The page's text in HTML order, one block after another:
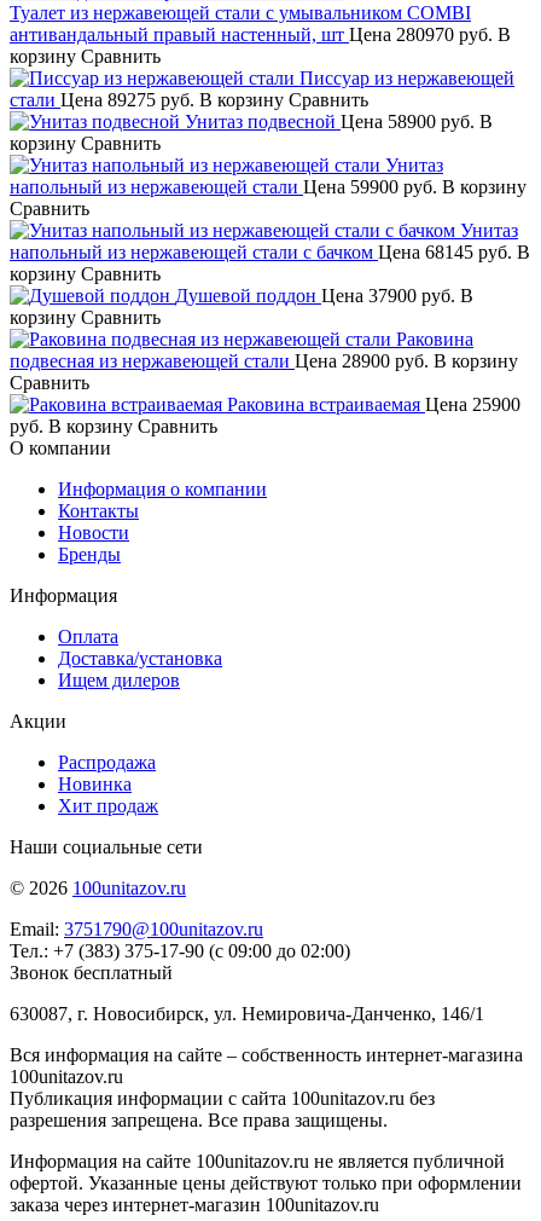
Туалет из нержавеющей стали с умывальником COMBI
антивандальный правый настенный, шт Цена 280970 руб. В
корзину Сравнить
Писсуар из нержавеющей
стали Цена 89275 руб. В корзину Сравнить
Унитаз подвесной Цена 58900 руб. В
корзину Сравнить
Унитаз
напольный из нержавеющей стали Цена 59900 руб. В корзину
Сравнить
Унитаз
напольный из нержавеющей стали с бачком Цена 68145 руб. В
корзину Сравнить
Душевой поддон Цена 37900 руб. В
корзину Сравнить
Раковина
подвесная из нержавеющей стали Цена 28900 руб. В корзину
Сравнить
Раковина встраиваемая Цена 25900
руб. В корзину Сравнить
О компании
Информация о компании
Контакты
Новости
Бренды
Информация
Оплата
Доставка/установка
Ищем дилеров
Акции
Распродажа
Новинка
Хит продаж
Наши социальные сети
© 2026 100unitazov.ru
Email: 3751790@100unitazov.ru
Тел.: +7 (383) 375-17-90 (с 09:00 до 02:00)
Звонок бесплатный
630087, г. Новосибирск, ул. Немировича-Данченко, 146/1
Вся информация на сайте – собственность интернет-магазина
100unitazov.ru
Публикация информации с сайта 100unitazov.ru без
разрешения запрещена. Все права защищены.
Информация на сайте 100unitazov.ru не является публичной
офертой. Указанные цены действуют только при оформлении
заказа через интернет-магазин 100unitazov.ru